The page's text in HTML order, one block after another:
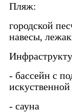
Пляж:
городской
навесы,
- бассейн с
- сауна